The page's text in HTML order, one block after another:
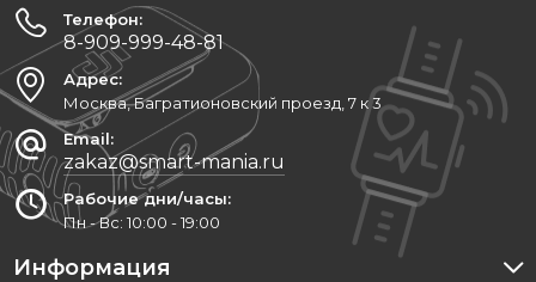
Телефон:
8-909-999-48-81
Адрес:
Москва, Багратионовский проезд, 7 к 3
Email:
zakaz@smart-mania.ru
Рабочие дни/часы:
Пн - Вс: 10:00 - 19:00
Информация